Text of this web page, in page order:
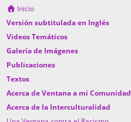
Inicio
Versión subtitulada en Inglés
Videos Temáticos
Galería de Imágenes
Publicaciones
Textos
Acerca de Ventana a mi Comunidad
Acerca de la Interculturalidad